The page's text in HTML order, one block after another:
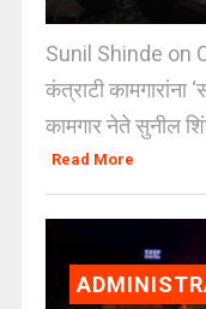
Sunil Shinde on
कंत्राटी कामगारांना
कामगार नेते सुनील
Read More